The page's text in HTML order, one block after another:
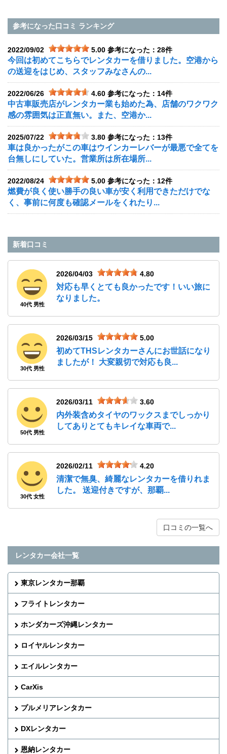
参考になった口コミ ランキング
2022/09/02 5.00 参考になった：28件
今回は初めてこちらでレンタカーを借りました。空港から
の送迎をはじめ、スタッフみなさんの...
2022/06/26 4.60 参考になった：14件
中古車販売店がレンタカー業も始めた為、店舗のワクワク
感の雰囲気は正直無い。また、空港か...
2025/07/22 3.80 参考になった：13件
車は良かったがこの車はウインカーレバーが最悪で全てを
台無しにしていた。営業所は所在場所...
2022/08/24 5.00 参考になった：12件
燃費が良く使い勝手の良い車が安く利用できただけでな
く、事前に何度も確認メールをくれたり...
新着口コミ
40代 男性
2026/04/03 4.80
対応も早くとても良かったです！いい旅に
なりました。
30代 男性
2026/03/15 5.00
初めてTHSレンタカーさんにお世話になり
ましたが！ 大変親切で対応も良...
50代 男性
2026/03/11 3.60
内外装含めタイヤのワックスまでしっかり
してありとてもキレイな車両で...
30代 女性
2026/02/11 4.20
清潔で無臭、綺麗なレンタカーを借りれま
した。 送迎付きですが、那覇...
口コミの一覧へ
レンタカー会社一覧
東京レンタカー那覇
フライトレンタカー
ホンダカーズ沖縄レンタカー
ロイヤルレンタカー
エイルレンタカー
CarXis
プルメリアレンタカー
DXレンタカー
恩納レンタカー